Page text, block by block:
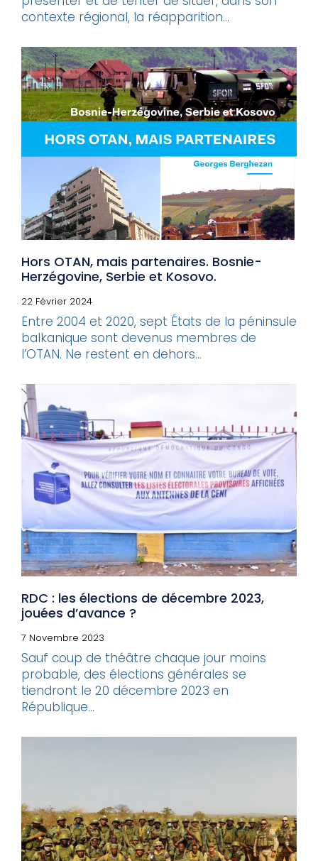
contexte régional, la réapparition...
Hors OTAN, mais partenaires. Bosnie-
Herzégovine, Serbie et Kosovo.
22 Février 2024
Entre 2004 et 2020, sept États de la péninsule
balkanique sont devenus membres de
l’OTAN. Ne restent en dehors...
RDC : les élections de décembre 2023,
jouées d’avance ?
7 Novembre 2023
Sauf coup de théâtre chaque jour moins
probable, des élections générales se
tiendront le 20 décembre 2023 en
République...